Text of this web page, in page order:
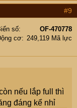
#9
số
OF-470778
cơ
249,119 Mã lực
nếu lắp full thì
đáng kể nhỉ